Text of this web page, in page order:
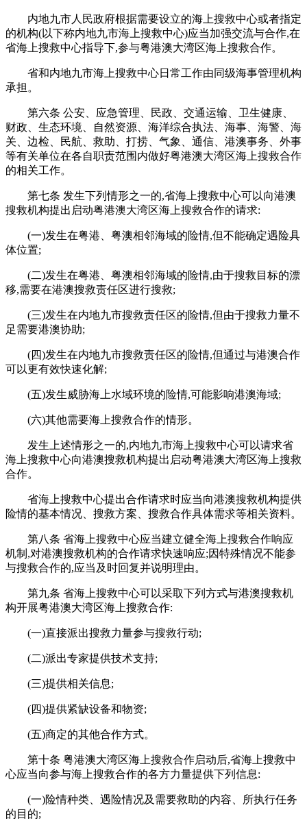
内地九市人民政府根据需要设立的海上搜救中心或者指定
的机构(以下称内地九市海上搜救中心)应当加强交流与合作,在
省海上搜救中心指导下,参与粤港澳大湾区海上搜救合作。
省和内地九市海上搜救中心日常工作由同级海事管理机构
承担。
第六条 公安、应急管理、民政、交通运输、卫生健康、
财政、生态环境、自然资源、海洋综合执法、海事、海警、海
关、边检、民航、救助、打捞、气象、通信、港澳事务、外事
等有关单位在各自职责范围内做好粤港澳大湾区海上搜救合作
的相关工作。
第七条 发生下列情形之一的,省海上搜救中心可以向港澳
搜救机构提出启动粤港澳大湾区海上搜救合作的请求:
(一)发生在粤港、粤澳相邻海域的险情,但不能确定遇险具
体位置;
(二)发生在粤港、粤澳相邻海域的险情,由于搜救目标的漂
移,需要在港澳搜救责任区进行搜救;
(三)发生在内地九市搜救责任区的险情,但由于搜救力量不
足需要港澳协助;
(四)发生在内地九市搜救责任区的险情,但通过与港澳合作
可以更有效快速化解;
(五)发生威胁海上水域环境的险情,可能影响港澳海域;
(六)其他需要海上搜救合作的情形。
发生上述情形之一的,内地九市海上搜救中心可以请求省
海上搜救中心向港澳搜救机构提出启动粤港澳大湾区海上搜救
合作。
省海上搜救中心提出合作请求时应当向港澳搜救机构提供
险情的基本情况、搜救方案、搜救合作具体需求等相关资料。
第八条 省海上搜救中心应当建立健全海上搜救合作响应
机制,对港澳搜救机构的合作请求快速响应;因特殊情况不能参
与搜救合作的,应当及时回复并说明理由。
第九条 省海上搜救中心可以采取下列方式与港澳搜救机
构开展粤港澳大湾区海上搜救合作:
(一)直接派出搜救力量参与搜救行动;
(二)派出专家提供技术支持;
(三)提供相关信息;
(四)提供紧缺设备和物资;
(五)商定的其他合作方式。
第十条 粤港澳大湾区海上搜救合作启动后,省海上搜救中
心应当向参与海上搜救合作的各方力量提供下列信息:
(一)险情种类、遇险情况及需要救助的内容、所执行任务
的目的;